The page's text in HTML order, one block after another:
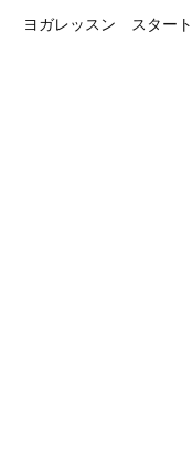
ヨガレッスン スタート